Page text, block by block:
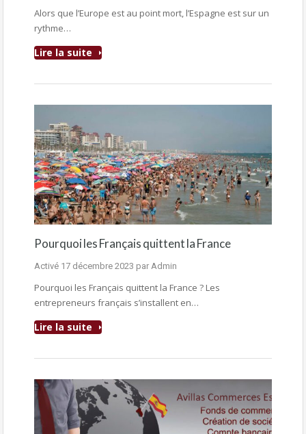
Alors que l’Europe est au point mort, l’Espagne est sur un
rythme…
Lire la suite
Pourquoi les Français quittent la France
Activé 17 décembre 2023 par Admin
Pourquoi les Français quittent la France ? Les
entrepreneurs français s’installent en…
Lire la suite